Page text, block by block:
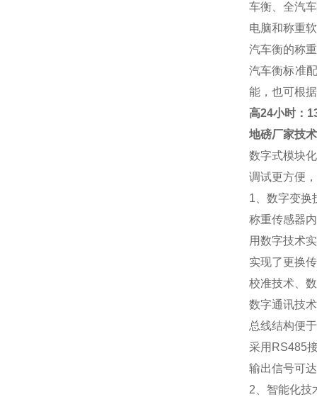
车衡、全汽
电脑和称重
汽车衡的称
汽车衡标准
能，也可根
高24小时：
地磅厂家技
数字式模块
调试更方便
1 、数字变
称重传感器
用数字技术
实现了更换
校准技术、
数字通讯技术
总线结构便
采用 RS485
输出信号可达
2 、智能化技